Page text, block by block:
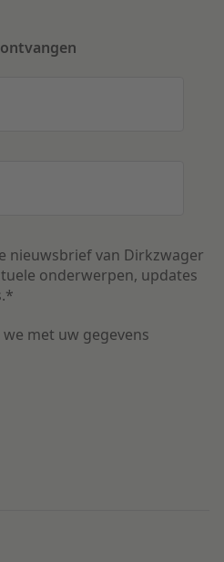
nieuwsbrief van Dirkzwager
onderwerpen, updates
*
met uw gegevens